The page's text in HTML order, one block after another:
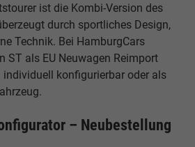
ist die Kombi-Version des
durch sportliches Design,
Technik. Bei HamburgCars
ST als EU Neuwagen Reimport
konfigurierbar oder als
– Neubestellung